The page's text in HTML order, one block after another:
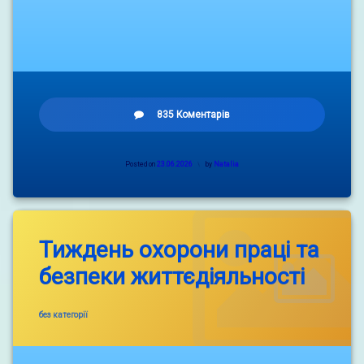
835 Коментарівдо
Posted on 23.06.2026 by Natalia
Тиждень охорони праці та
безпеки життєдіяльності
Categories:
без категорії